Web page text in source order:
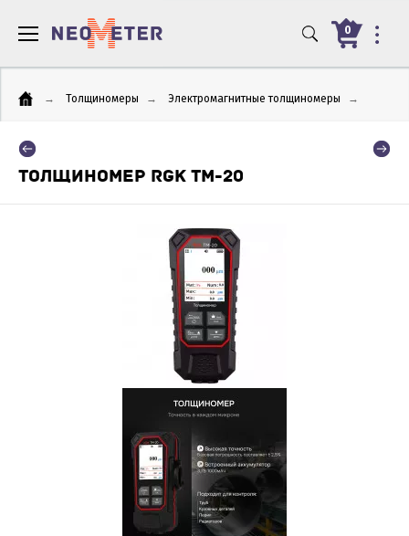
0
→ Толщиномеры → Электромагнитные толщиномеры →
ТОЛЩИНОМЕР RGK TM-20